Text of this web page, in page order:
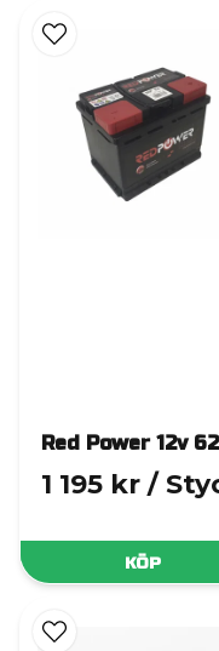
Red Power 12v
1 195 kr /
KÖP